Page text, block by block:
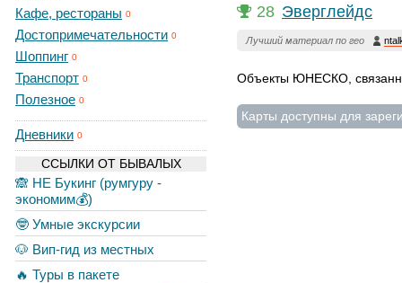
Кафе, рестораны 0
Достопримечательности 0
Шоппинг 0
Транспорт 0
Полезное 0
Дневники 0
ССЫЛКИ ОТ БЫВАЛЫХ
🙈 НЕ Букинг (румгуру -
экономим💰)
🤓 Умные экскурсии
🐶 Вип-гид из местных
🔥 Туры в пакете
28 Эверглейдс
Лучший материал по гео
Объекты ЮНЕСКО,
Карты доступны для